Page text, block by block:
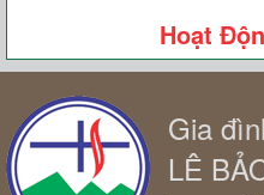
Hoạt
Gia
LÊ